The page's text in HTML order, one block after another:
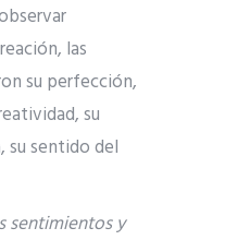
las
su perfección,
su
su sentido del
sentimientos y